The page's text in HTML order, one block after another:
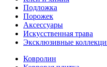
Подложка
Порожек
Аксессуары
Искусственная трава
Эксклюзивные
Ковролин